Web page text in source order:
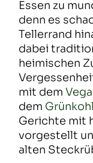
Essen zu
denn es
Tellerrand
dabei
heimischen
mit dem
dem
Gerichte mit
vorgestellt
alten